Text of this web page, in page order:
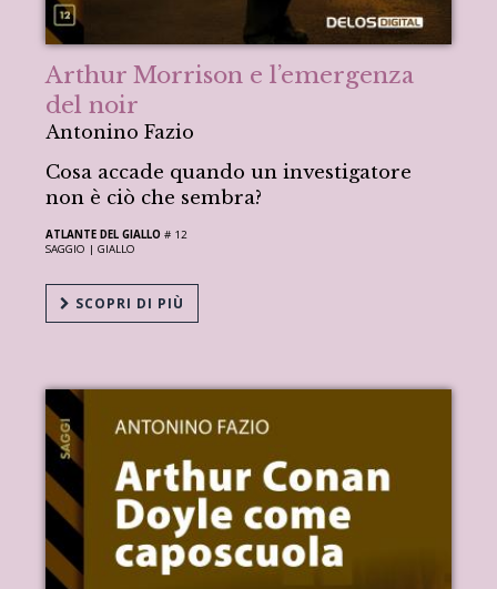
Arthur Morrison e l’emergenza
del noir
Antonino Fazio
Cosa accade quando un investigatore
non è ciò che sembra?
ATLANTE DEL GIALLO # 12
SAGGIO |GIALLO
SCOPRI DI PIÙ